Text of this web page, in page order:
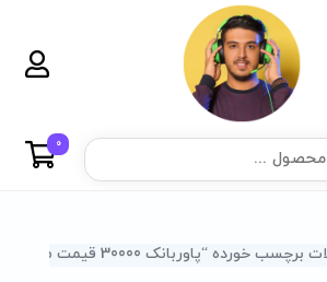
0
خورده “پاوربانک 30000 قیمت مناسب”